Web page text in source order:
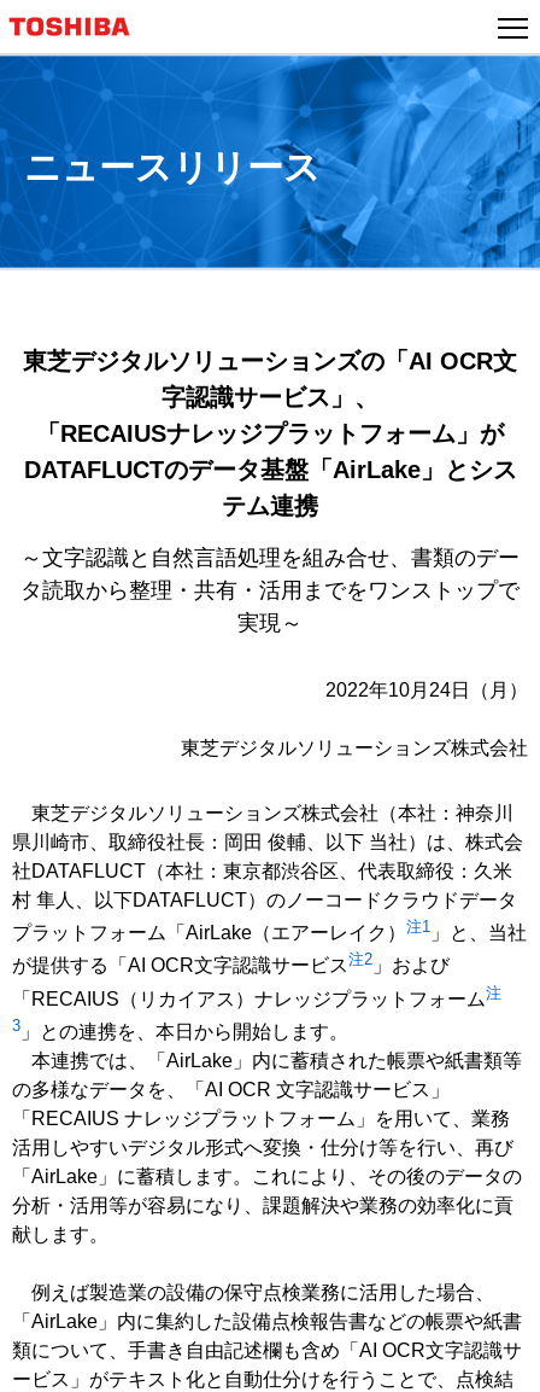
ン
プ
ニュースリリース
東芝デジタルソリューションズの「AI OCR文
字認識サービス」、
「RECAIUSナレッジプラットフォーム」が
DATAFLUCTのデータ基盤「AirLake」とシス
テム連携
～文字認識と自然言語処理を組み合せ、書類のデー
タ読取から整理・共有・活用までをワンストップで
実現～
2022年10月24日（月）
東芝デジタルソリューションズ株式会社
東芝デジタルソリューションズ株式会社（本社：神奈川
県川崎市、取締役社長：岡田 俊輔、以下 当社）は、株式会
社DATAFLUCT（本社：東京都渋谷区、代表取締役：久米
村 隼人、以下DATAFLUCT）のノーコードクラウドデータ
プラットフォーム「AirLake（エアーレイク） 注1 」と、当社
が提供する「AI OCR文字認識サービス注2 」および
「RECAIUS（リカイアス）ナレッジプラットフォーム注
3 」との連携を、本日から開始します。
本連携では、「AirLake」内に蓄積された帳票や紙書類等
の多様なデータを、「AI OCR 文字認識サービス」
「RECAIUS ナレッジプラットフォーム」を用いて、業務
活用しやすいデジタル形式へ変換・仕分け等を行い、再び
「AirLake」に蓄積します。これにより、その後のデータの
分析・活用等が容易になり、課題解決や業務の効率化に貢
献します。
例えば製造業の設備の保守点検業務に活用した場合、
「AirLake」内に集約した設備点検報告書などの帳票や紙書
類について、手書き自由記述欄も含め「AI OCR文字認識サ
ービス」がテキスト化と自動仕分けを行うことで、点検結